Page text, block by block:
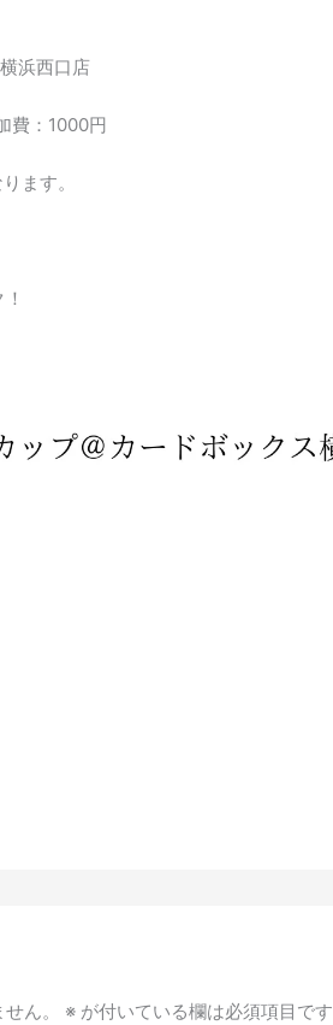
浜西口店
費：1000円
ます。
ん。 ※ が付いている欄は必須項目です